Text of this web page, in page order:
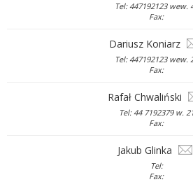
Tel: 447192123 wew.
Fax:
Dariusz Koniarz
Tel: 447192123 wew.
Fax:
Rafał Chwaliński
Tel: 44 7192379 w.
Fax:
Jakub Glinka
Tel:
Fax: